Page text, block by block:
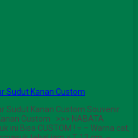
Sudut Kanan Custom
Sudut Kanan Custom Souvenir
Custom >>> NABATA
ini Bisa CUSTOM ! = – Warna cat,